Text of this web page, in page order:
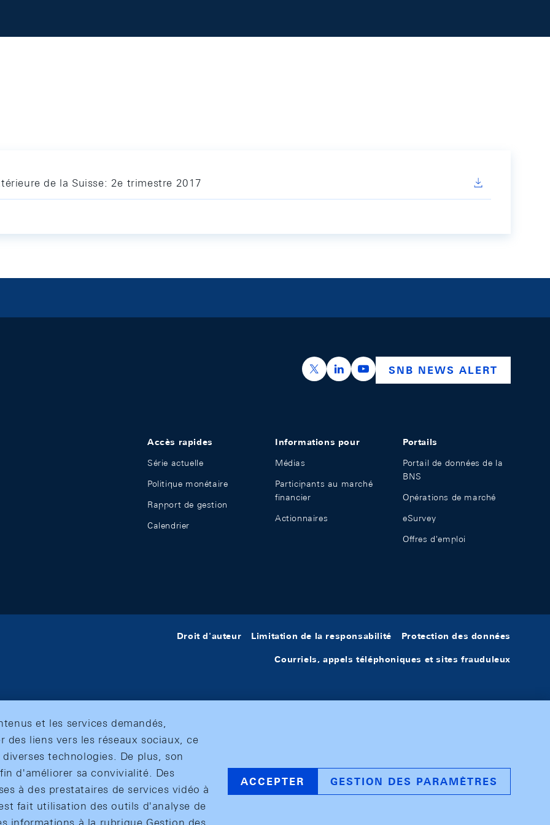
de la Suisse: 2e trimestre 2017
https://x.com/snb_bns
https://ch.linkedin.com/company/swiss-
https://www.youtube.com/
SNB NEWS ALERT
Accès rapides
Série actuelle
Politique monétaire
Rapport de gestion
Calendrier
Informations pour
Médias
Participants au marché
financier
Actionnaires
Portails
Portail de données de la
BNS
Opérations de marché
eSurvey
Offres d'emploi
Droit d'auteur Limitation de la responsabilité Protection des données
Courriels, appels téléphoniques et sites frauduleux
et les services demandés,
des liens vers les réseaux sociaux, ce
technologies. De plus, son
d'améliorer sa convivialité. Des
à des prestataires de services vidéo à
fait utilisation des outils d'analyse de
ACCEPTER GESTION DES PARAMÈTRES